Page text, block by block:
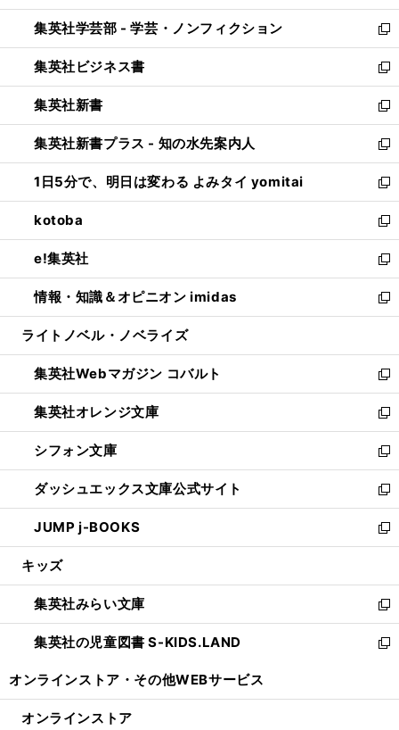
開
く
ウ
で
開
く
ン
ド
ウ
で
開
く
ウ
ィ
ン
ド
ウ
で
開
く
集英社学芸部 - 学芸・ノンフィクション
新
し
い
ウ
ィ
ン
ド
ウ
で
開
く
集英社ビジネス書
新
し
い
ウ
ィ
ン
ド
ウ
で
開
く
集英社新書
新
し
い
ウ
ィ
ン
ド
ウ
で
開
く
集英社新書プラス - 知の水先案内人
新
し
い
ウ
ィ
ン
ド
ウ
で
開
1日5分で、明日は変わる よみタイ yomitai
新
し
い
ウ
ィ
ン
ド
ウ
開
く
kotoba
新
し
い
ウ
ィ
ン
ウ
で
開
く
e!集英社
新
し
い
ウ
ン
ド
ウ
で
開
く
情報・知識＆オピニオン imidas
新
し
ウ
ィ
ン
ド
ウ
で
開
く
ライトノベル・ノベライズ
集英社Webマガジン コバルト
新
し
い
ウ
ィ
ン
ド
ウ
で
開
集英社オレンジ文庫
新
し
い
ウ
ィ
ン
ド
ウ
開
く
シフォン文庫
新
し
い
ウ
ィ
ン
ウ
で
開
く
ダッシュエックス文庫公式サイト
新
し
い
ウ
ン
ド
ウ
で
JUMP j-BOOKS
新
し
ウ
ィ
ン
ド
開
キッズ
集英社みらい文庫
新
し
い
ン
集英社の児童図書 S-KIDS.LAND
新
ウ
オンラインストア・ その他WEBサービス
オンラインストア